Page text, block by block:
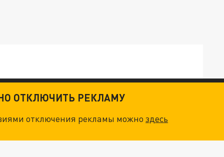
КАК УНИЧТОЖИТЬ STARLINK
БЕДЫ ДЛЯ МАЛЫШЕЙ НЕ ЗАКОНЧИЛИСЬ
ОТКЛЮЧИТЬ РЕКЛАМУ
отключения рекламы можноздесь